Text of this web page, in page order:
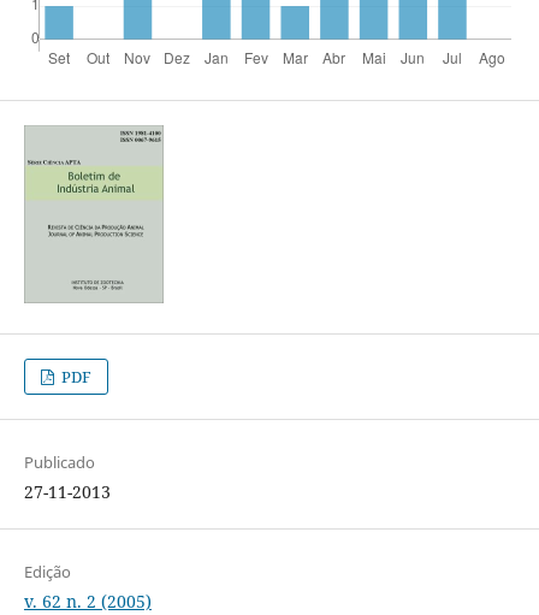
PDF
Publicado
27-11-2013
Edição
v. 62 n. 2 (2005)